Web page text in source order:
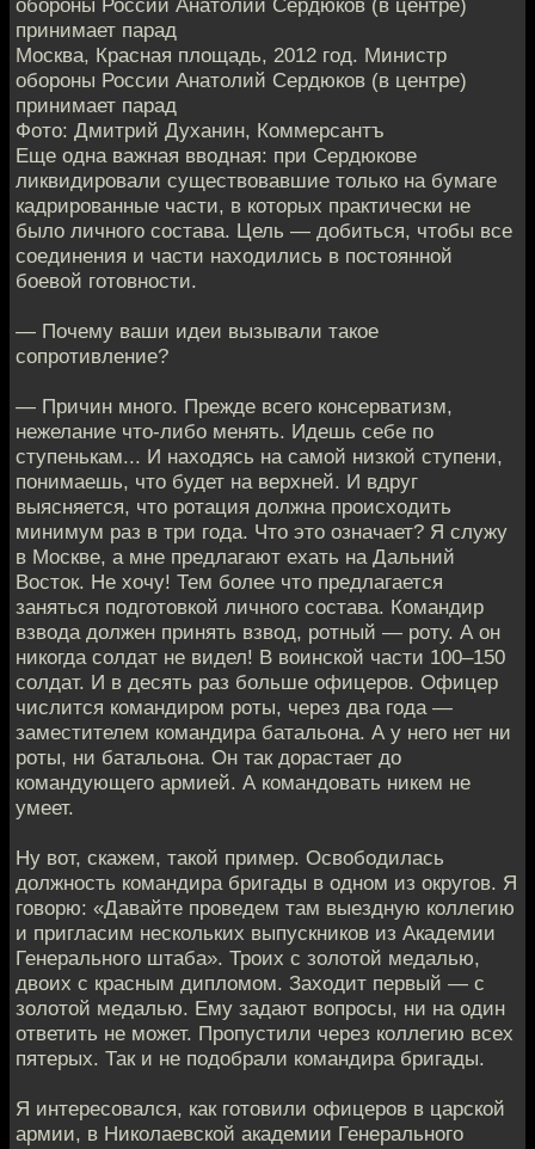
обороны России Анатолий Сердюков (в центре)
принимает парад
Москва, Красная площадь, 2012 год. Министр
обороны России Анатолий Сердюков (в центре)
принимает парад
Фото: Дмитрий Духанин, Коммерсантъ
Еще одна важная вводная: при Сердюкове
ликвидировали существовавшие только на бумаге
кадрированные части, в которых практически не
было личного состава. Цель — добиться, чтобы все
соединения и части находились в постоянной
боевой готовности.
— Почему ваши идеи вызывали такое
сопротивление?
— Причин много. Прежде всего консерватизм,
нежелание что-либо менять. Идешь себе по
ступенькам... И находясь на самой низкой ступени,
понимаешь, что будет на верхней. И вдруг
выясняется, что ротация должна происходить
минимум раз в три года. Что это означает? Я служу
в Москве, а мне предлагают ехать на Дальний
Восток. Не хочу! Тем более что предлагается
заняться подготовкой личного состава. Командир
взвода должен принять взвод, ротный — роту. А он
никогда солдат не видел! В воинской части 100–150
солдат. И в десять раз больше офицеров. Офицер
числится командиром роты, через два года —
заместителем командира батальона. А у него нет ни
роты, ни батальона. Он так дорастает до
командующего армией. А командовать никем не
умеет.
Ну вот, скажем, такой пример. Освободилась
должность командира бригады в одном из округов. Я
говорю: «Давайте проведем там выездную коллегию
и пригласим нескольких выпускников из Академии
Генерального штаба». Троих с золотой медалью,
двоих с красным дипломом. Заходит первый — с
золотой медалью. Ему задают вопросы, ни на один
ответить не может. Пропустили через коллегию всех
пятерых. Так и не подобрали командира бригады.
Я интересовался, как готовили офицеров в царской
армии, в Николаевской академии Генерального